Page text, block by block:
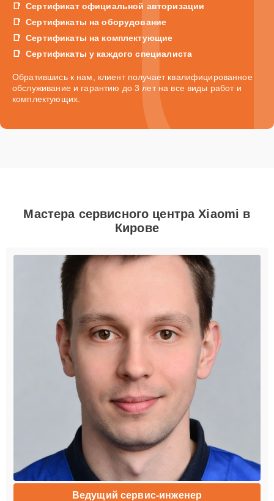
Сертификат официальной авторизации
Сертификаты на оборудование
Сертификаты на комплектующие
Сертификаты у каждого специалиста
Обратившись к нам, клиент получает квалифицированное
обслуживание и гарантию до 3 лет на все виды работ и
комплектующих.
Мастера сервисного центра Xiaomi в
Кирове
Ведущий сервис-инженер